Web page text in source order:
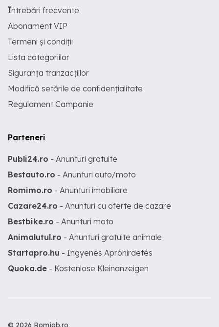
Întrebări frecvente
Abonament VIP
Termeni și condiții
Lista categoriilor
Siguranța tranzacțiilor
Modifică setările de confidențialitate
Regulament Campanie
Parteneri
Publi24.ro - Anunturi gratuite
Bestauto.ro - Anunturi auto/moto
Romimo.ro - Anunturi imobiliare
Cazare24.ro - Anunturi cu oferte de cazare
Bestbike.ro - Anunturi moto
Animalutul.ro - Anunturi gratuite animale
Startapro.hu - Ingyenes Apróhirdetés
Quoka.de - Kostenlose Kleinanzeigen
© 2026 Romjob.ro